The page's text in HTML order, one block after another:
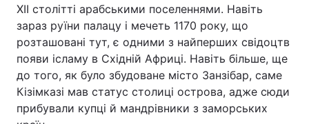
XII столітті арабськими поселеннями. Навіть
зараз руїни палацу і мечеть 1170 року, що
розташовані тут, є одними з найперших свідоцтв
появи ісламу в Східній Африці. Навіть більше, ще
до того, як було збудоване місто Занзібар, саме
Кізімказі мав статус столиці острова, адже сюди
прибували купці й мандрівники з заморських